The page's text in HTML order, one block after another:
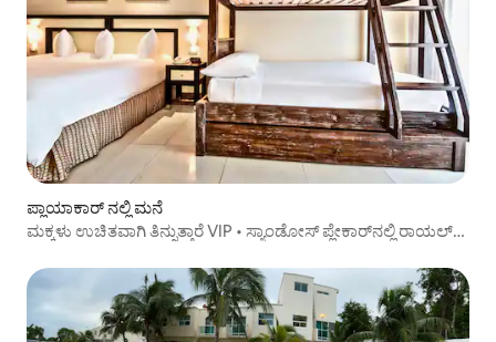
ಪ್ಲಾಯಾಕಾರ್ ನಲ್ಲಿ ಮನೆ
ಮಕ್ಕಳು ಉಚಿತವಾಗಿ ತಿನ್ನುತ್ತಾರೆ VIP • ಸ್ಯಾಂಡೋಸ್ ಪ್ಲೇಕಾರ್‌ನಲ್ಲಿ ರಾಯಲ್